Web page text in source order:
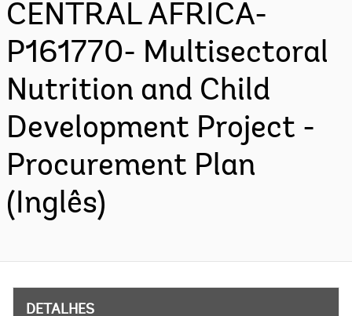
CENTRAL AFRICA-
P161770- Multisectoral
Nutrition and Child
Development Project -
Procurement Plan
(Inglês)
DETALHES